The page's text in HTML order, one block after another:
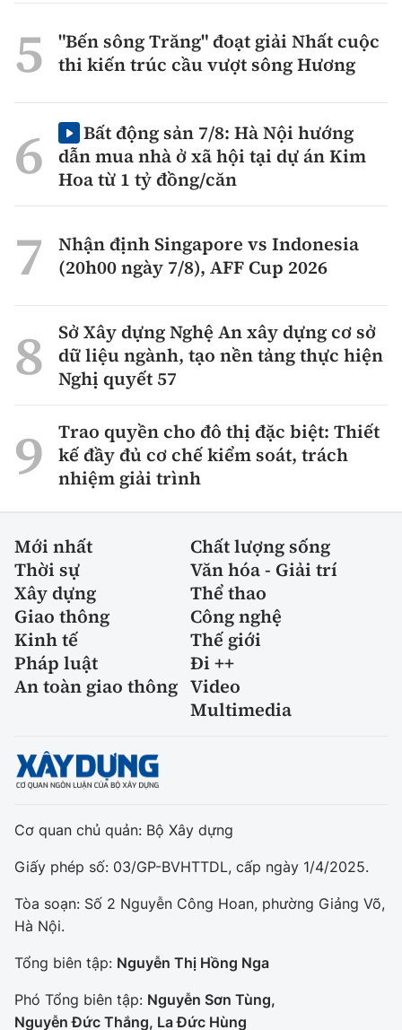
"Bến sông Trăng" đoạt giải Nhất cuộc
thi kiến trúc cầu vượt sông Hương
Bất động sản 7/8: Hà Nội hướng
dẫn mua nhà ở xã hội tại dự án Kim
Hoa từ 1 tỷ đồng/căn
Nhận định Singapore vs Indonesia
(20h00 ngày 7/8), AFF Cup 2026
Sở Xây dựng Nghệ An xây dựng cơ sở
dữ liệu ngành, tạo nền tảng thực hiện
Nghị quyết 57
Trao quyền cho đô thị đặc biệt: Thiết
kế đầy đủ cơ chế kiểm soát, trách
nhiệm giải trình
Mới nhất
Chất lượng sống
Thời sự
Văn hóa - Giải trí
Xây dựng
Thể thao
Giao thông
Công nghệ
Kinh tế
Thế giới
Pháp luật
Đi ++
An toàn giao thông Video
Multimedia
Cơ quan chủ quản: Bộ Xây dựng
Giấy phép số: 03/GP-BVHTTDL, cấp ngày 1/4/2025.
Tòa soạn: Số 2 Nguyễn Công Hoan, phường Giảng Võ,
Hà Nội.
Tổng biên tập: Nguyễn Thị Hồng Nga
Phó Tổng biên tập: Nguyễn Sơn Tùng,
Nguyễn Đức Thắng, La Đức Hùng